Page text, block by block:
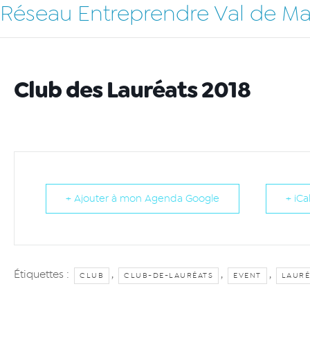
Réseau Entreprendre Val de
Club des Lauréats 2018
+ Ajouter à mon Agenda Google +
Étiquettes : CLUB , CLUB-DE-LAURÉATS , EVENT ,